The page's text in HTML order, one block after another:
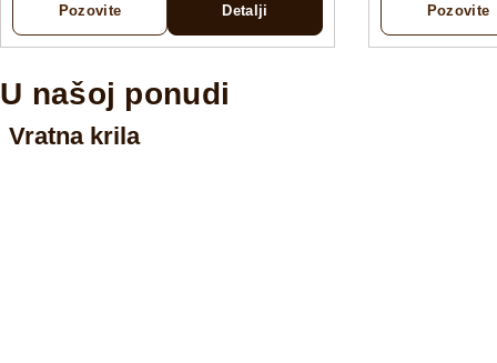
Pozovite Detalji Pozovite
U našoj ponudi
Vratna krila